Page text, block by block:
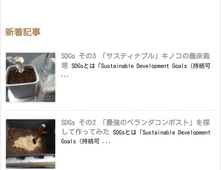
新着記事
SDGs その3 「サスティナブル」キノコの菌床栽
培 SDGsとは「Sustainable Development Goals（持続可
SDGs その2 「最強のベランダコンポスト」を探
して作ってみた
SDGsとは「Sustainable Development
Goals（持続可 ...